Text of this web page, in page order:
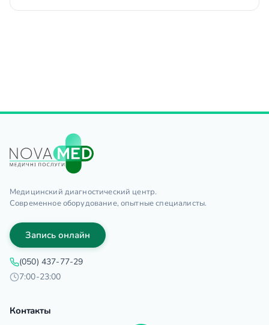
Медицинский диагностический центр.
Современное оборудование, опытные специалисты.
Запись онлайн
(050) 437-77-29
7:00-23:00
Контакты